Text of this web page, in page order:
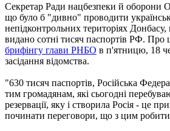
Секретар Ради нацбезпеки й оборони
що було б "дивно" проводити
непідконтрольних територіях
видано сотні тисяч паспортів РФ. Про
брифінгу глави РНБО в п'ятницю, 18
засідання відомства.
"630 тисяч паспортів, Російська
тим громадянам, які сьогодні
резервації, яку і створила Росія - це
починати переговори, що з цим